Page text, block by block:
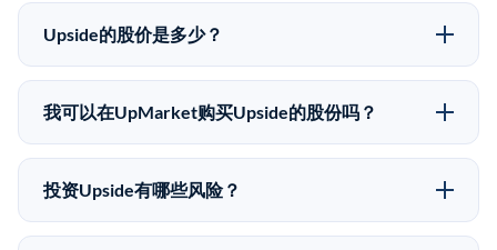
Upside的股价是多少？
Upside没有公开股价，因为它是一家私有公司。最近的
已知股价来自其最近一轮融资。 二级市场上的Pre-IPO
不同。
我可以在UpMarket购买Upside的股份吗？
可以。合格投资者可以通过填写本页表单或在
upmarket.co创建账户来表达对Upside股份的投资意向。
50,000美元。UpMarket是FINRA注册的经纪交易商，
投资Upside有哪些风险？
Pre-IPO投资存在重大风险。Upside的股份流动性低，意